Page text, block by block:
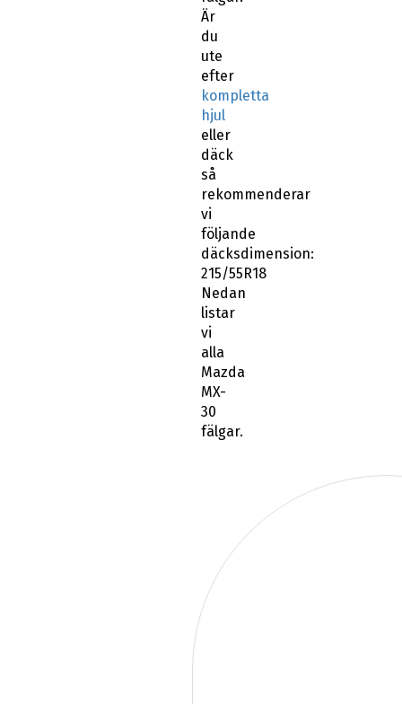
Är
du
ute
efter
kompletta
hjul
eller
däck
så
rekommenderar
vi
följande
däcksdimension:
215/55R18
Nedan
listar
vi
alla
Mazda
MX-
30
fälgar.